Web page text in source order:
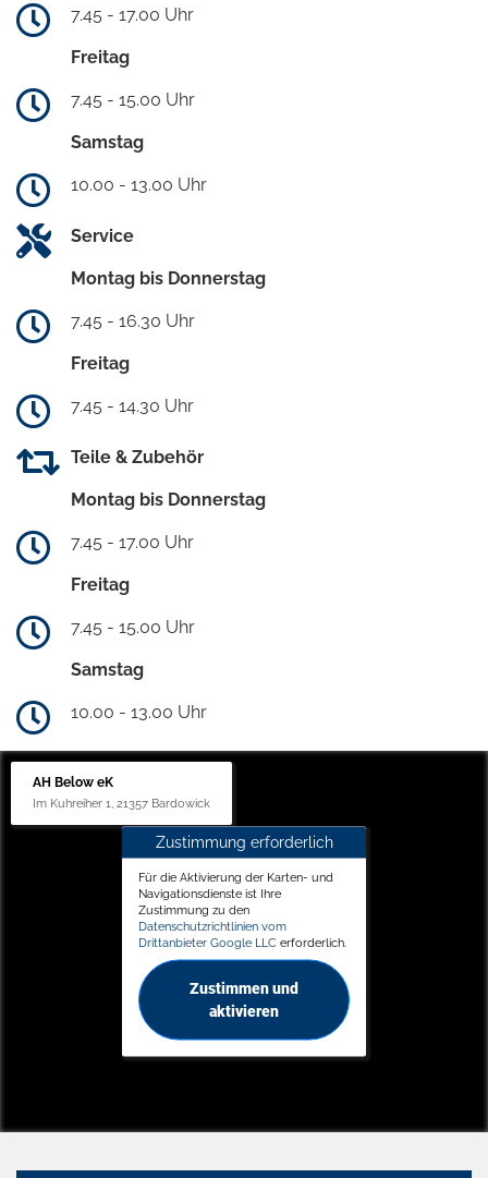
7.45 - 17.00 Uhr
Freitag
7.45 - 15.00 Uhr
Samstag
10.00 - 13.00 Uhr
Service
Montag bis Donnerstag
7.45 - 16.30 Uhr
Freitag
7.45 - 14.30 Uhr
Teile & Zubehör
Montag bis Donnerstag
7.45 - 17.00 Uhr
Freitag
7.45 - 15.00 Uhr
Samstag
10.00 - 13.00 Uhr
AH Below eK
Im Kuhreiher 1, 21357 Bardowick
Zustimmung erforderlich
Für die Aktivierung der Karten- und
Navigationsdienste ist Ihre
Zustimmung zu den
Datenschutzrichtlinien vom
Drittanbieter Google LLC erforderlich.
Zustimmen und
aktivieren